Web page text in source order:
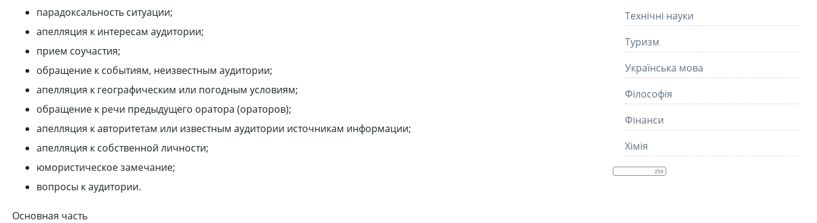
парадоксальность ситуации;
апелляция к интересам аудитории;
прием соучастия;
обращение к событиям, неизвестным аудитории;
апелляция к географическим или погодным условиям;
обращение к речи предыдущего оратора (ораторов);
апелляция к авторитетам или известным аудитории источникам информации;
апелляция к собственной личности;
юмористическое замечание;
вопросы к аудитории.
Основная часть
Технічні науки
Туризм
Українська мова
Філософія
Фінанси
Хімія